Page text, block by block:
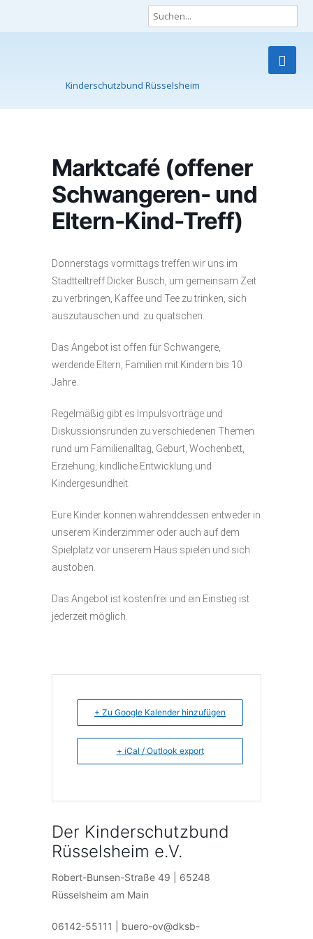
Kinderschutzbund Rüsselsheim
Skip
Marktcafé (offener
Schwangeren- und
Eltern-Kind-Treff)
Donnerstags vormittags treffen wir uns im
Stadtteiltreff Dicker Busch, um gemeinsam Zeit
zu verbringen, Kaffee und Tee zu trinken, sich
auszutauschen und zu quatschen.
Das Angebot ist offen für Schwangere,
werdende Eltern, Familien mit Kindern bis 10
Jahre.
Regelmäßig gibt es Impulsvorträge und
Diskussionsrunden zu verschiedenen Themen
rund um Familienalltag, Geburt, Wochenbett,
Erziehung, kindliche Entwicklung und
Kindergesundheit.
Eure Kinder können währenddessen entweder in
unserem Kinderzimmer oder auch auf dem
Spielplatz vor unserem Haus spielen und sich
austoben.
Das Angebot ist kostenfrei und ein Einstieg ist
jederzeit möglich.
+ Zu Google Kalender hinzufügen
+ iCal / Outlook export
Der Kinderschutzbund
Rüsselsheim e.V.
Robert-Bunsen-Straße 49 | 65248
Rüsselsheim am Main
06142-55111 | buero-ov@dksb-